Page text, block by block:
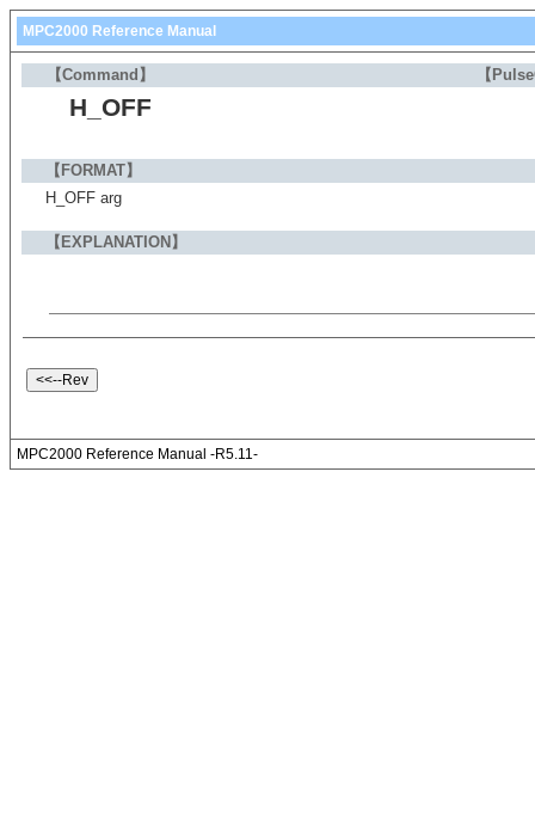
MPC2000 Reference Manual
【Command】 【
H_OFF
【FORMAT】
H_OFF arg
【EXPLANATION】
MPC2000 Reference Manual -R5.11-